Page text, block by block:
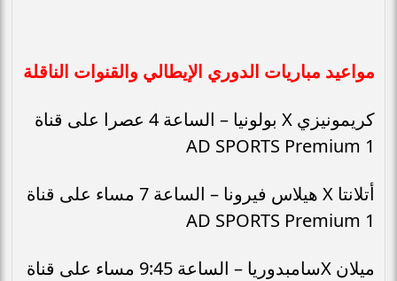
مواعيد مباريات الدوري الإيطالي والقنوات الناقلة
كريمونيزي X بولونيا – الساعة 4 عصرا على قناة
AD SPORTS Premium 1
أتلانتا X هيلاس فيرونا – الساعة 7 مساء على قناة
AD SPORTS Premium 1
ميلان Xسامبدوريا – الساعة 9:45 مساء على قناة